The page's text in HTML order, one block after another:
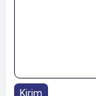
Kirim